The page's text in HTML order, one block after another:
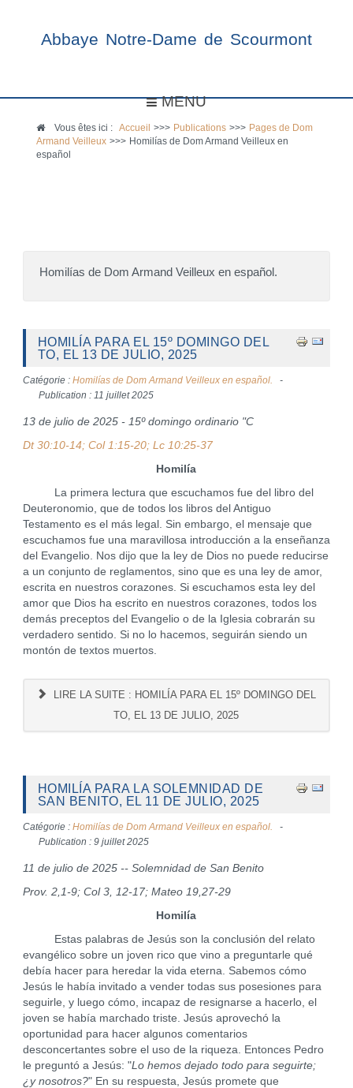
Abbaye Notre-Dame de Scourmont
MENU
Vous êtes ici :Accueil >>> Publications >>> Pages de Dom
Armand Veilleux >>> Homilías de Dom Armand Veilleux en
español
Homilías de Dom Armand Veilleux en español.
HOMILÍA PARA EL 15º DOMINGO DEL
TO, EL 13 DE JULIO, 2025
Catégorie : Homilías de Dom Armand Veilleux en español.
Publication : 11 juillet 2025
13 de julio de 2025 - 15º domingo ordinario "C
Dt 30:10-14; Col 1:15-20; Lc 10:25-37
Homilía
La primera lectura que escuchamos fue del libro del
Deuteronomio, que de todos los libros del Antiguo
Testamento es el más legal. Sin embargo, el mensaje que
escuchamos fue una maravillosa introducción a la enseñanza
del Evangelio. Nos dijo que la ley de Dios no puede reducirse
a un conjunto de reglamentos, sino que es una ley de amor,
escrita en nuestros corazones. Si escuchamos esta ley del
amor que Dios ha escrito en nuestros corazones, todos los
demás preceptos del Evangelio o de la Iglesia cobrarán su
verdadero sentido. Si no lo hacemos, seguirán siendo un
montón de textos muertos.
LIRE LA SUITE : HOMILÍA PARA EL 15º DOMINGO DEL
TO, EL 13 DE JULIO, 2025
HOMILÍA PARA LA SOLEMNIDAD DE
SAN BENITO, EL 11 DE JULIO, 2025
Catégorie : Homilías de Dom Armand Veilleux en español.
Publication : 9 juillet 2025
11 de julio de 2025 -- Solemnidad de San Benito
Prov. 2,1-9; Col 3, 12-17; Mateo 19,27-29
Homilía
Estas palabras de Jesús son la conclusión del relato
evangélico sobre un joven rico que vino a preguntarle qué
debía hacer para heredar la vida eterna. Sabemos cómo
Jesús le había invitado a vender todas sus posesiones para
seguirle, y luego cómo, incapaz de resignarse a hacerlo, el
joven se había marchado triste. Jesús aprovechó la
oportunidad para hacer algunos comentarios
desconcertantes sobre el uso de la riqueza. Entonces Pedro
le preguntó a Jesús: "Lo hemos dejado todo para seguirte;
¿y nosotros?" En su respuesta, Jesús promete que